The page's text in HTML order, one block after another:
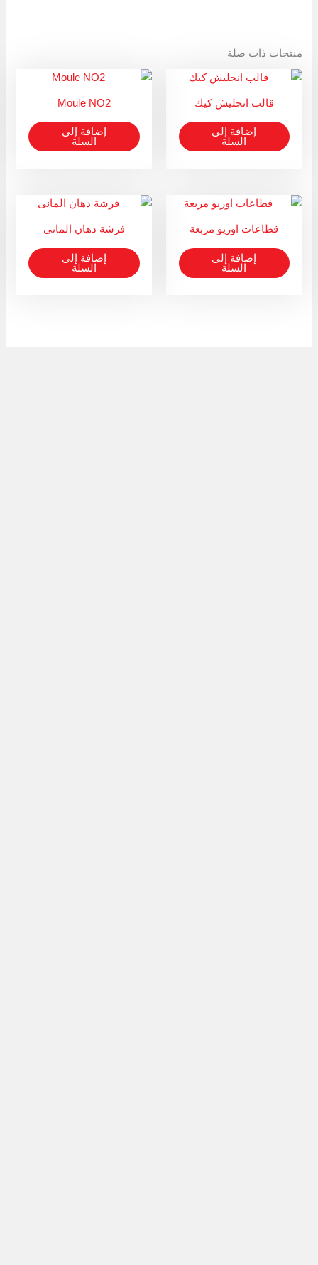
منتجات ذات صلة
قالب انجليش كيك
إضافة إلى
السلة
Moule NO2
إضافة إلى
السلة
قطاعات اوريو مربعة
إضافة إلى
السلة
فرشة دهان المانى
إضافة إلى
السلة